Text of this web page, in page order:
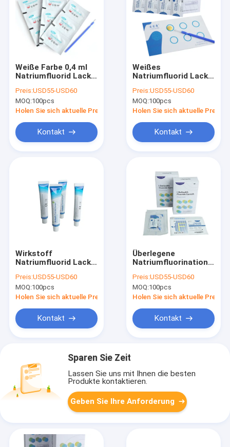
Weiße Farbe 0,4 ml
Natriumfluorid Lack
Zahnbehandlungen
Preis:USD55-USD60
MOQ:100pcs
Holen Sie sich aktuelle Preis
Kontakt
Weißes
Natriumfluorid Lack
S für kühle und
trockene Lagerung
Preis:USD55-USD60
MOQ:100pcs
Holen Sie sich aktuelle Preis
Kontakt
Wirkstoff
Natriumfluorid Lack
Preis:USD55-USD60
MOQ:100pcs
Holen Sie sich aktuelle Preis
Kontakt
Überlegene
Natriumfluorination
Natriumfluorid für
Weißbeschichtung
Bedürfnisse
Preis:USD55-USD60
MOQ:100pcs
Holen Sie sich aktuelle Preis
Kontakt
Sparen Sie Zeit
Lassen Sie uns mit Ihnen die besten
Produkte kontaktieren.
Geben Sie Ihre Anforderung